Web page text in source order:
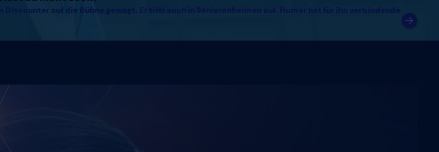
Discounter auf die Bühne gewagt. Er tritt auch in Seniorenheimen auf. Humor hat für ihn verbindende